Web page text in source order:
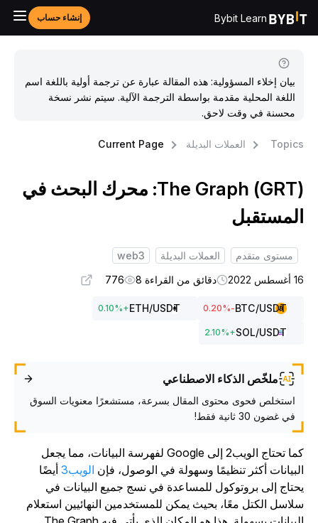
Bybit Learn إنشاء حساب
بيان إخلاء المسؤولية: هذه المقالة عبارة عن ترجمة أولية باللغة اسم
اللغة المحلية مقدمة بواسطة الترجمة الآلية. سيتم نشر نسخة
محسنة في وقت لاحق.
العملات البديلة Current Page
The Graph (GRT): محرك البحث في
مستوى متقدم العملات البديلة
web3
دقائق من القراءة 8 776
BTC/USDT
-0.20
%
ETH/USDT
+
0.10%
SOL/USDT
+
2.10%
ملخّص الذكاء الاصطناعي
استخلص فحوى محتوى المقال بسرعة، مستشعرًا معنويات السوق
في غضون 30 ثانية فقط!
كما تحتاج الويب2 إلى Google لفهرسة البيانات، مما يجعل
أكثر تنظيمًا وسهولة في الوصول، فإنالويب3 أيضًا
إلى بروتوكول للمساعدة في نسج جميع البيانات في
الكتل معًا، بحيث يمكن للمستخدمين النهائيين استعلام